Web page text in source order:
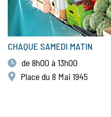
CHAQUE SAMEDI MATIN
de 8h00 à 13h00
Place du 8 Mai 1945